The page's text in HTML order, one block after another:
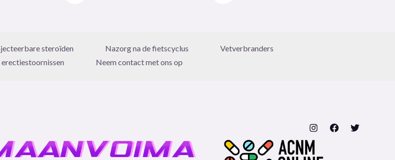
steroïden Nazorg na de fietscyclus
Vetverbranders
Neem contact met ons op